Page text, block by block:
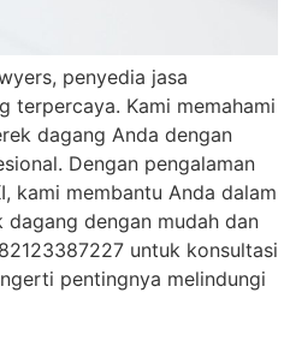
penyedia jasa
terpercaya. Kami memahami
dagang Anda dengan
Dengan pengalaman
kami membantu Anda dalam
dengan mudah dan
untuk konsultasi
pentingnya melindungi